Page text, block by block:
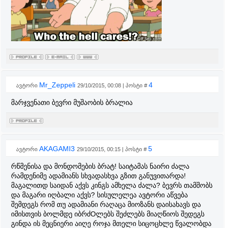
ავტორი Mr_Zeppeli 29/10/2015, 00:08 | პოსტი # 4
მარჯვენათი ბევრი მუშაობის ბრალია
ავტორი AKAGAMI3 29/10/2015, 00:15 | პოსტი # 5
რწმენისა და მონდომების ბრატ! საიტამას ნაირი ძალა
რამდენიმე ადამიანს სხვადასხვა გზით განუვითარდა!
მაგალითდ საიდან აქვს კინგს ამხელა ძალა? ბევრს თამშობს
და მაგარი იღბალი აქვს? სისულელეა ავტორი აწვება
შემდეგს რომ თუ ადამიანი რაღაცა მიოზანს დაისახავს და
იმისთვის ბოლმდე იბრძOლებს შეძლებს მიაღწიოს შედეგს
გინდა ის მეცნიერი აიღე როჯა მთელი სიცოცხლე წვალობდა